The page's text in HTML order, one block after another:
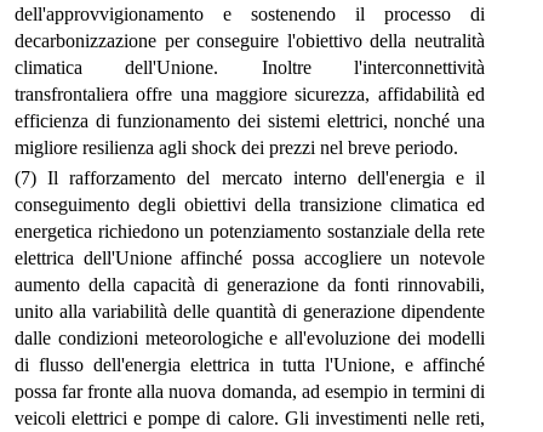
dell'approvvigionamento e sostenendo il processo di
decarbonizzazione per conseguire l'obiettivo della neutralità
climatica dell'Unione. Inoltre l'interconnettività
transfrontaliera offre una maggiore sicurezza, affidabilità ed
efficienza di funzionamento dei sistemi elettrici, nonché una
migliore resilienza agli shock dei prezzi nel breve periodo.
(7) Il rafforzamento del mercato interno dell'energia e il
conseguimento degli obiettivi della transizione climatica ed
energetica richiedono un potenziamento sostanziale della rete
elettrica dell'Unione affinché possa accogliere un notevole
aumento della capacità di generazione da fonti rinnovabili,
unito alla variabilità delle quantità di generazione dipendente
dalle condizioni meteorologiche e all'evoluzione dei modelli
di flusso dell'energia elettrica in tutta l'Unione, e affinché
possa far fronte alla nuova domanda, ad esempio in termini di
veicoli elettrici e pompe di calore. Gli investimenti nelle reti,